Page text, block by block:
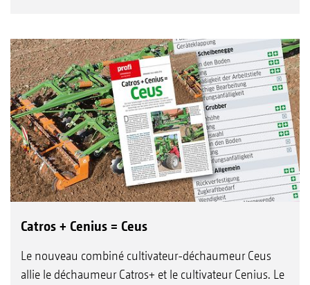
Catros + Cenius = Ceus
Le nouveau combiné cultivateur-déchaumeur Ceus
allie le déchaumeur Catros+ et le cultivateur Cenius. Le